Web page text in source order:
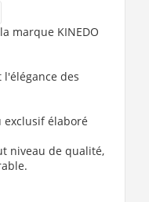
cascade Alpha"
marque KINEDO
l'élégance des
exclusif élaboré
niveau de qualité,